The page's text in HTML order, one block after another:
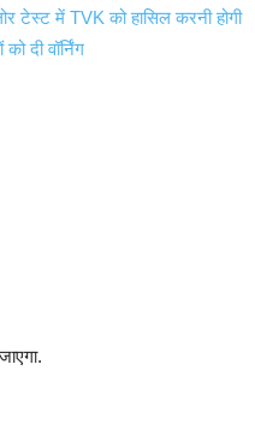
टेस्ट में TVK को हासिल करनी होगी
दी वॉर्निंग